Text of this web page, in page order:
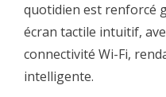
quotidien est renforcé
écran tactile intuitif,
connectivité Wi-Fi,
intelligente.